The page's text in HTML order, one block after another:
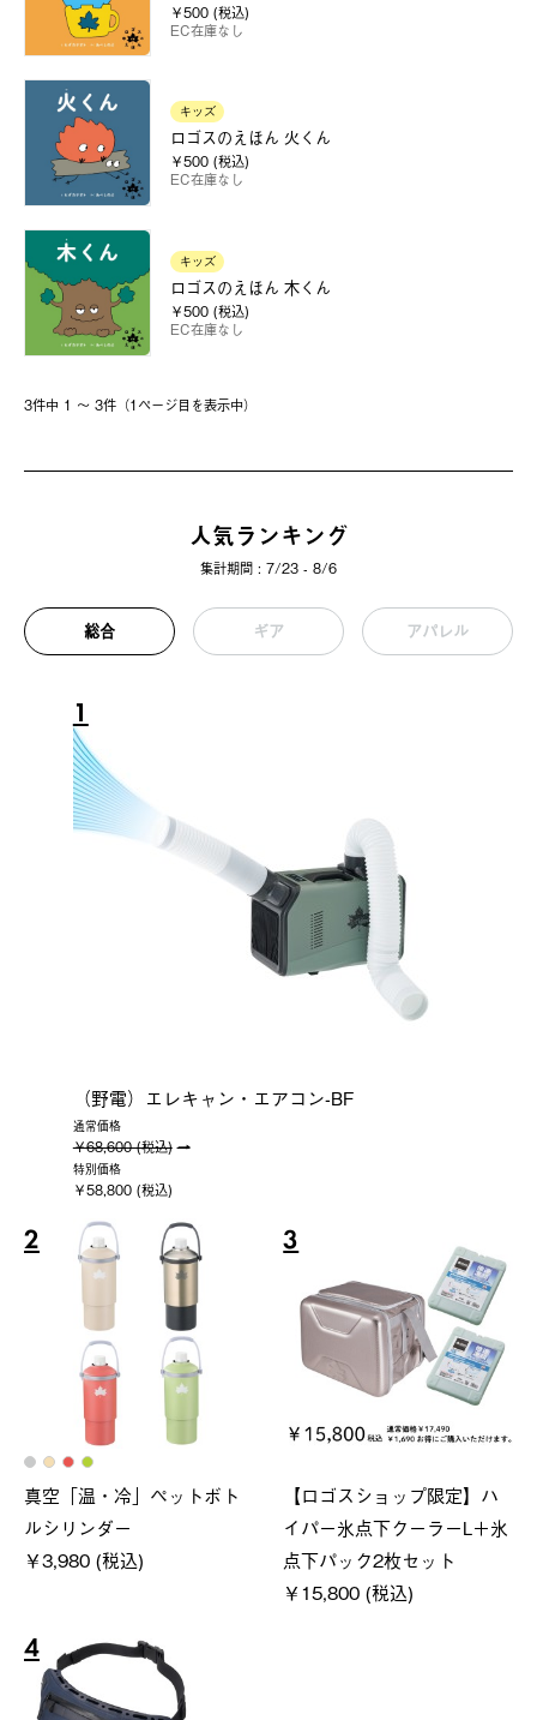
￥500 (税込)
EC在庫なし
キッズ
ロゴスのえほん 火くん
￥500 (税込)
EC在庫なし
キッズ
ロゴスのえほん 木くん
￥500 (税込)
EC在庫なし
3件中 1 〜 3件（1ページ⽬を表⽰中）
人気ランキング
集計期間 : 7/23 - 8/6
総合 ギア アパレル
1
（野電）エレキャン・エアコン-BF
通常価格
￥68,600 (税込)
特別価格
￥58,800 (税込)
2
真空「温・冷」ペットボト
ルシリンダー
￥3,980 (税込)
3
【ロゴスショップ限定】ハ
イパー氷点下クーラーL＋氷
点下パック2枚セット
￥15,800 (税込)
4